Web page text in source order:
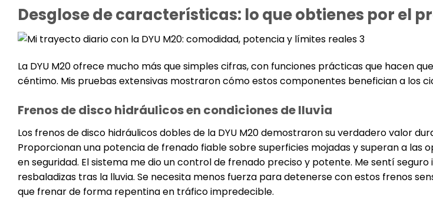
Desglose de características: lo que obtienes por el
La DYU M20 ofrece mucho más que simples cifras, con funciones prácticas que hacen
céntimo. Mis pruebas extensivas mostraron cómo estos componentes benefician a los
Frenos de disco hidráulicos en condiciones de lluvia
Los frenos de disco hidráulicos dobles de la DYU M20 demostraron su verdadero valor
Proporcionan una potencia de frenado fiable sobre superficies mojadas y superan a las
en seguridad. El sistema me dio un control de frenado preciso y potente. Me sentí seguro
resbaladizas tras la lluvia. Se necesita menos fuerza para detenerse con estos frenos
que frenar de forma repentina en tráfico impredecible.